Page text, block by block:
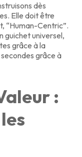
dès
Elle doit être
“Human-Centric”.
guichet universel,
grâce à la
grâce à
: